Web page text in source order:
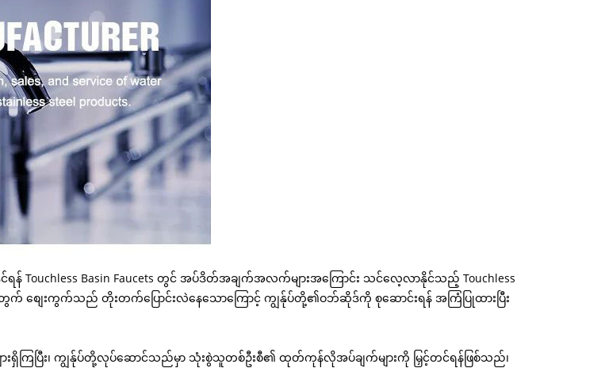
င်ရန် Touchless Basin Faucets တွင် အပ်ဒိတ်အချက်အလက်များအကြောင်း သင်လေ့လာနိုင်သည့် Touchless
အတွက် စျေးကွက်သည် တိုးတက်ပြောင်းလဲနေသောကြောင့် ကျွန်ုပ်တို့၏ဝဘ်ဆိုဒ်ကို စုဆောင်းရန် အကြံပြုထားပြီး
ားရှိကြပြီး၊ ကျွန်ုပ်တို့လုပ်ဆောင်သည်မှာ သုံးစွဲသူတစ်ဦးစီ၏ ထုတ်ကုန်လိုအပ်ချက်များကို မြှင့်တင်ရန်ဖြစ်သည်၊